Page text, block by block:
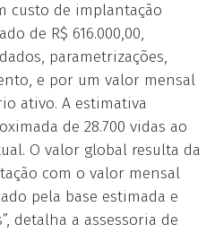
custo de implantação
de R$ 616.000,00,
parametrizações,
e por um valor mensal
ativo. A estimativa
de 28.700 vidas ao
O valor global resulta da
com o valor mensal
pela base estimada e
detalha a assessoria de